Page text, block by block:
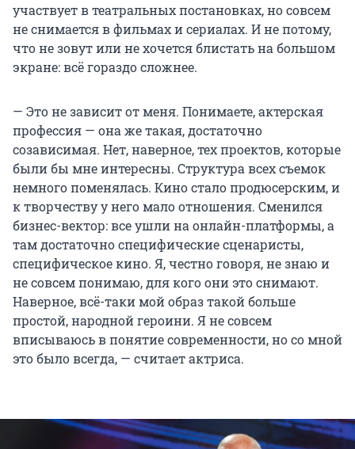
участвует в театральных постановках, но совсем
не снимается в фильмах и сериалах. И не потому,
что не зовут или не хочется блистать на большом
экране: всё гораздо сложнее.
— Это не зависит от меня. Понимаете, актерская
профессия — она же такая, достаточно
созависимая. Нет, наверное, тех проектов, которые
были бы мне интересны. Структура всех съемок
немного поменялась. Кино стало продюсерским, и
к творчеству у него мало отношения. Сменился
бизнес-вектор: все ушли на онлайн-платформы, а
там достаточно специфические сценаристы,
специфическое кино. Я, честно говоря, не знаю и
не совсем понимаю, для кого они это снимают.
Наверное, всё-таки мой образ такой больше
простой, народной героини. Я не совсем
вписываюсь в понятие современности, но со мной
это было всегда, — считает актриса.